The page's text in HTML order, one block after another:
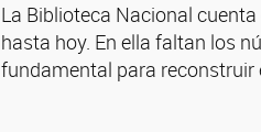
La Biblioteca Nacional
hasta hoy. En ella faltan los
fundamental para reconstruir